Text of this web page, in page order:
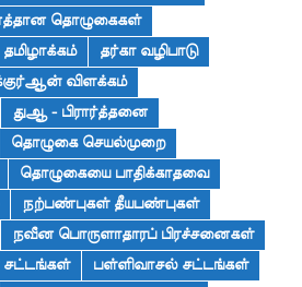
தொழுகைகள்
தமிழாக்கம்
தர்கா வழிபாடு
விளக்கம்
துஆ - பிரார்த்தனை
தொழுகை செயல்முறை
தொழுகையை பாதிக்காதவை
நற்பண்புகள் தீயபண்புகள்
நவீன பொருளாதாரப் பிரச்சனைகள்
பள்ளிவாசல் சட்டங்கள்